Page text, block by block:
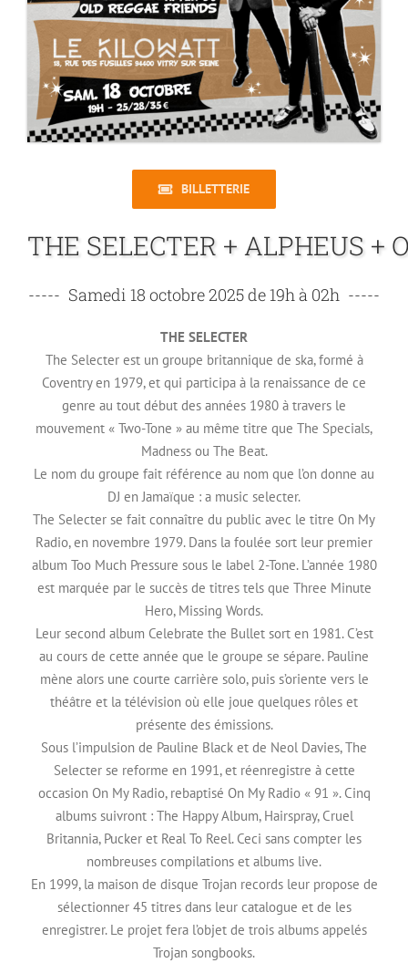
BILLETTERIE
----- -----
THE SELECTER
The Selecter est un groupe britannique de ska, formé à
Coventry en 1979, et qui participa à la renaissance de ce
genre au tout début des années 1980 à travers le
mouvement « Two-Tone » au même titre que The Specials,
Madness ou The Beat.
Le nom du groupe fait référence au nom que l’on donne au
DJ en Jamaïque : a music selecter.
The Selecter se fait connaître du public avec le titre On My
Radio, en novembre 1979. Dans la foulée sort leur premier
album Too Much Pressure sous le label 2-Tone. L’année 1980
est marquée par le succès de titres tels que Three Minute
Hero, Missing Words.
Leur second album Celebrate the Bullet sort en 1981. C’est
au cours de cette année que le groupe se sépare. Pauline
mène alors une courte carrière solo, puis s’oriente vers le
théâtre et la télévision où elle joue quelques rôles et
présente des émissions.
Sous l’impulsion de Pauline Black et de Neol Davies, The
Selecter se reforme en 1991, et réenregistre à cette
occasion On My Radio, rebaptisé On My Radio « 91 ». Cinq
albums suivront : The Happy Album, Hairspray, Cruel
Britannia, Pucker et Real To Reel. Ceci sans compter les
nombreuses compilations et albums live.
En 1999, la maison de disque Trojan records leur propose de
sélectionner 45 titres dans leur catalogue et de les
enregistrer. Le projet fera l’objet de trois albums appelés
Trojan songbooks.